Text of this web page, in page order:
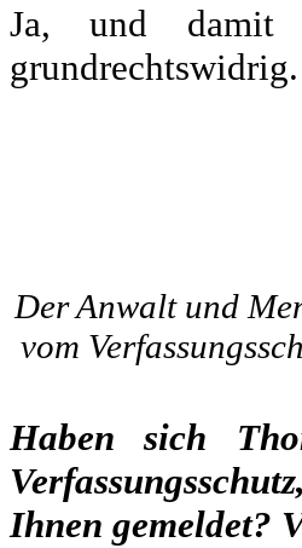
Ja, und damit
grundrechtswidrig.
Der Anwalt und
vom
Haben sich
Ihnen gemeldet?